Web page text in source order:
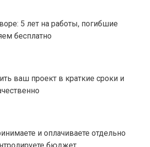
5 лет на работы, погибшие
бесплатно
ваш проект в краткие сроки и
и оплачиваете отдельно
бюджет